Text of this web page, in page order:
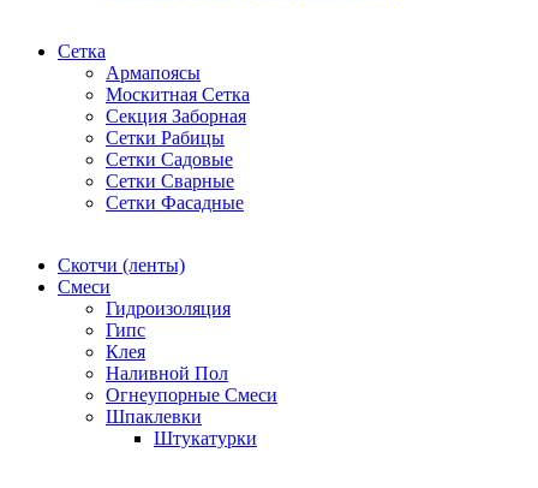
Сетка
Армапоясы
Москитная Сетка
Секция Заборная
Сетки Рабицы
Сетки Садовые
Сетки Сварные
Сетки Фасадные
Скотчи (ленты)
Смеси
Гидроизоляция
Гипс
Клея
Наливной Пол
Огнеупорные Смеси
Шпаклевки
Штукатурки